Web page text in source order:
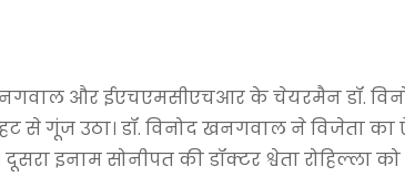
और ईएचएमसीएचआर के चेयरमैन डॉ.
से गूंज उठा। डॉ. विनोद खनगवाल ने विजेता
इनाम सोनीपत की डॉक्टर श्वेता रोहिल्ला